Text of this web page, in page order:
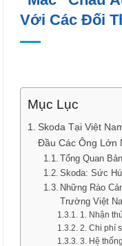
Với Các Đối
Mục Lục
Skoda Tại Việt
Đầu Các Ông Lớn
Tổng Quan
Skoda: Sức
Những Rào
Trường Việt
1. Nhận
2. Chi phí
3. Hệ